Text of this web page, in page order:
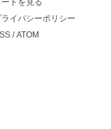
ライバシーポリシー
/ATOM